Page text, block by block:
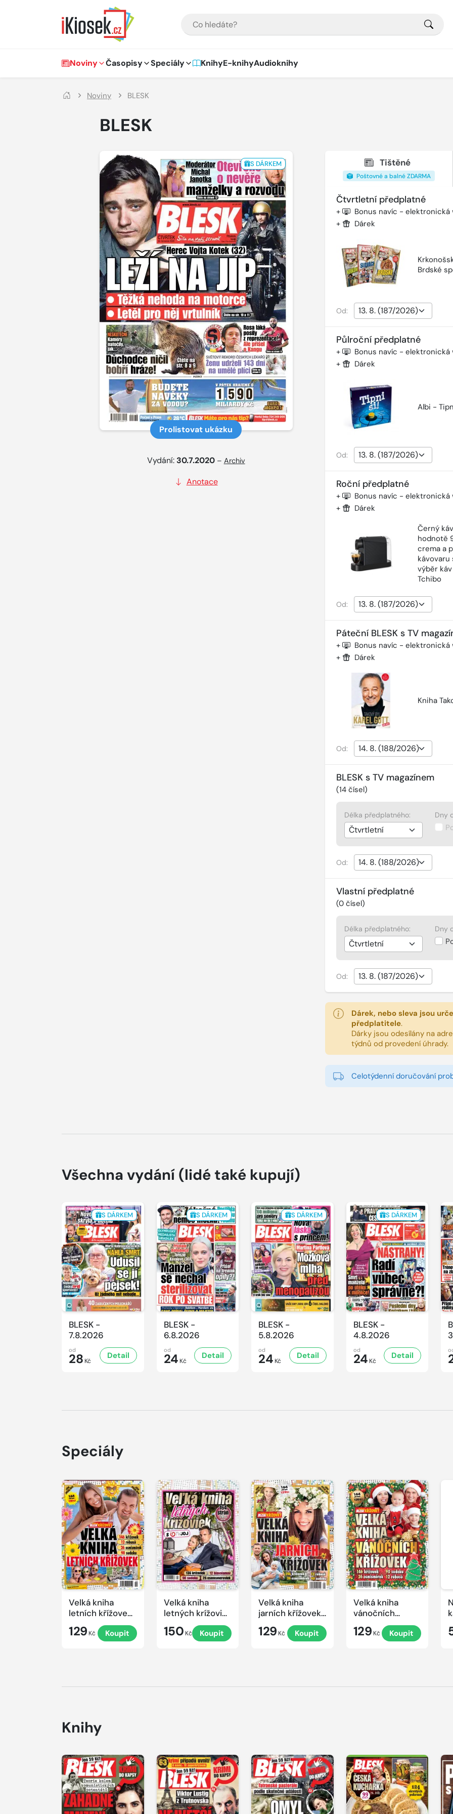
Hlavní navigace
Noviny Časopisy Speciály KnihyE-knihyAudioknihy
Noviny BLESK
BLESK
S DÁRKEM
Prolistovat ukázku
Vydání: 30.7.2020 – Archiv
Anotace
Tištěné
Poštovné a balné ZDARMA
Čtvrtletní předplatné
+ Bonus navíc - elektronická
+ Dárek
Brdské
Od:
Půlroční předplatné
+ Bonus navíc - elektronická
+ Dárek
Albi -
Od:
Roční předplatné
+ Bonus navíc - elektronická
+
Dárek
Černý
hodnotě
crema a
kávovaru
výběr
Tchibo
Od:
Páteční BLESK s TV
+ Bonus navíc - elektronická
+ Dárek
Kniha
Od:
BLESK s TV magazínem
(14čísel)
Délka předplatného: Dny
Od:
Vlastní předplatné
(0čísel)
Délka předplatného: Dny
Od:
Dárek, nebo sleva jsou
předplatitele.
Dárky jsou odesílány na
týdnů od provedení úhrady.
Celotýdenní doručování
Všechna vydání (lidé také kupují)
S DÁRKEM
BLESK -
7.8.2026
od
28 Kč
Detail
S DÁRKEM
BLESK -
6.8.2026
od
24 Kč
Detail
S DÁRKEM
BLESK -
5.8.2026
od
24 Kč
Detail
S DÁRKEM
BLESK -
4.8.2026
od
24 Kč
Detail
Speciály
Velká kniha
letních křížovek
129 Kč Koupit
Velká kniha
letných krížoviek
s TV JOJ 2026
150 Kč Koupit
Velká kniha
jarních křížovek
129 Kč Koupit
Velká kniha
vánočních
křížovek 2025
129 Kč Koupit
Knihy